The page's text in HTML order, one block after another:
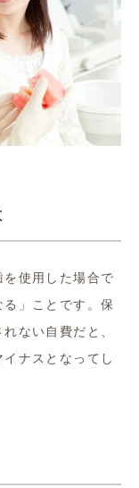
使用した場合で
」ことです。保
ない自費だと、
ナスとなってし